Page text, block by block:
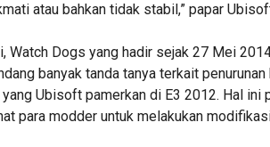
atau bahkan tidak stabil,” papar
Watch Dogs yang hadir sejak 27 Mei
banyak tanda tanya terkait
Ubisoft pamerkan di E3 2012. Hal ini
para modder untuk melakukan